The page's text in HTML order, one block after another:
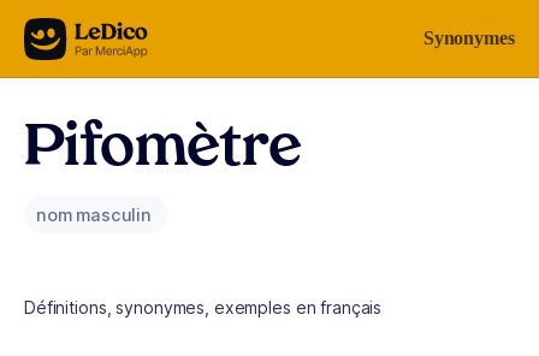
Aller au contenu Synonymes
Pifomètre
nom masculin
Définitions, synonymes, exemples en français